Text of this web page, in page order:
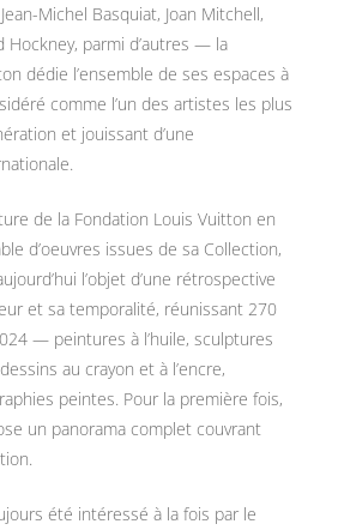
Michel Basquiat, Joan Mitchell,
Hockney, parmi d’autres — la
dédie l’ensemble de ses espaces à
comme l’un des artistes les plus
et jouissant d’une
de la Fondation Louis Vuitton en
d’oeuvres issues de sa Collection,
l’objet d’une rétrospective
et sa temporalité, réunissant 270
— peintures à l’huile, sculptures
au crayon et à l’encre,
peintes. Pour la première fois,
un panorama complet couvrant
été intéressé à la fois par le